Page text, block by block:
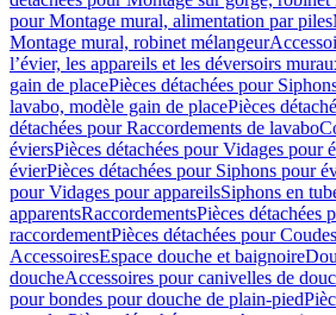
pour Montage mural, alimentation par piles
Montage mural, robinet mélangeur
l’évier, les appareils et les déversoirs
gain de placePièces détachées pour
lavabo, modèle gain de placePièces
détachées pour Raccordements de lavabo
éviersPièces détachées pour Vidages pour
évierPièces détachées pour Siphons pour
pour Vidages pour appareilsSiphons en
apparentsRaccordementsPièces détachées
raccordementPièces détachées pour
AccessoiresEspace douche et baignoire
doucheAccessoires pour canivelles de
pour bondes pour douche de plain-pied